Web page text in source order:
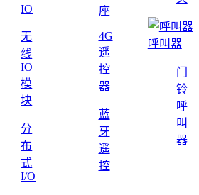
IO
无
线
IO
模
块
分
布
式
I/O
座
4G
遥
控
器
蓝
牙
遥
控
呼叫器
门
铃
呼
叫
器